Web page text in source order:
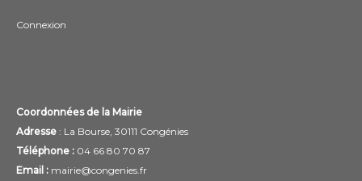
Connexion
Coordonnées de la Mairie
Adresse : La Bourse, 30111 Congénies
Téléphone : 04 66 80 70 87
Email : mairie@congenies.fr